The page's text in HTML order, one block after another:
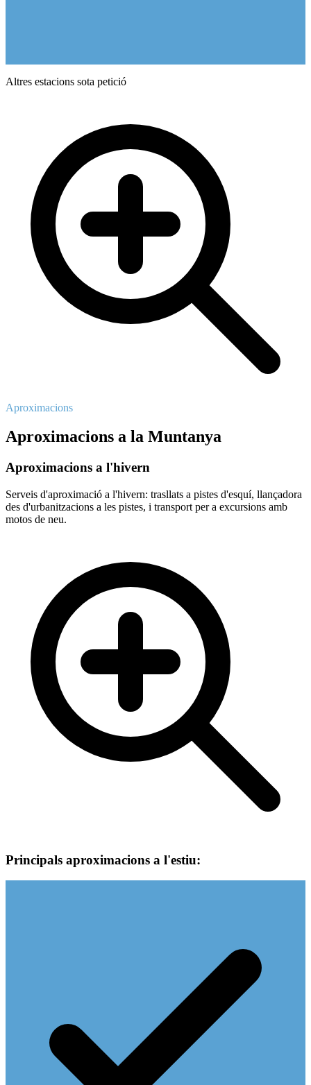
Altres estacions sota petició
Aproximacions
Aproximacions a la Muntanya
Aproximacions a l'hivern
Serveis d'aproximació a l'hivern: trasllats a pistes d'esquí, llançadora
des d'urbanitzacions a les pistes, i transport per a excursions amb
motos de neu.
Principals aproximacions a l'estiu: